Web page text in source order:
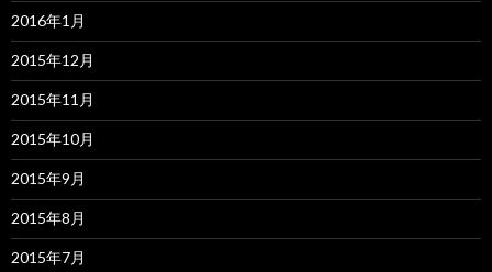
2016年1月
2015年12月
2015年11月
2015年10月
2015年9月
2015年8月
2015年7月